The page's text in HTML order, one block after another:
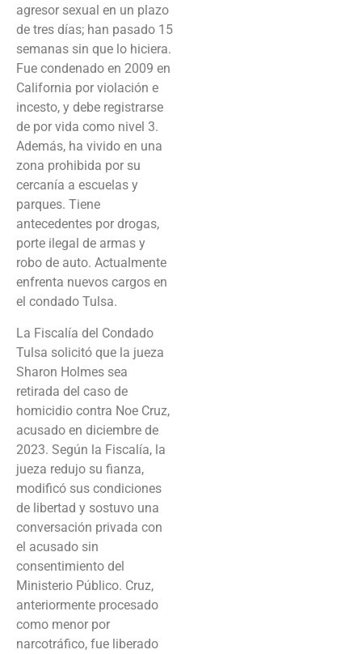
agresor sexual en un plazo
de tres días; han pasado 15
semanas sin que lo hiciera.
Fue condenado en 2009 en
California por violación e
incesto, y debe registrarse
de por vida como nivel 3.
Además, ha vivido en una
zona prohibida por su
cercanía a escuelas y
parques. Tiene
antecedentes por drogas,
porte ilegal de armas y
robo de auto. Actualmente
enfrenta nuevos cargos en
el condado Tulsa.
La Fiscalía del Condado
Tulsa solicitó que la jueza
Sharon Holmes sea
retirada del caso de
homicidio contra Noe Cruz,
acusado en diciembre de
2023. Según la Fiscalía, la
jueza redujo su fianza,
modificó sus condiciones
de libertad y sostuvo una
conversación privada con
el acusado sin
consentimiento del
Ministerio Público. Cruz,
anteriormente procesado
como menor por
narcotráfico, fue liberado